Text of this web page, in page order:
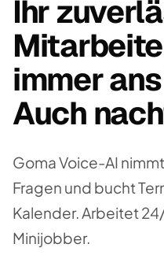
Ihr
immer
Auch
Goma Voice-AI
Fragen und bucht
Kalender. Arbeitet
Minijobber.